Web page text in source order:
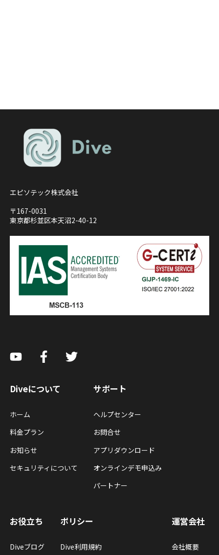
エピソテック株式会社
〒167-0031
東京都杉並区本天沼2-40-12
Diveについて
ホーム
料金プラン
お知らせ
セキュリティについて
サポート
ヘルプセンター
お問合せ
アプリダウンロード
オンラインデモ申込み
パートナー
お役立ち
Diveブログ
ポリシー
Dive利用規約
運営会社
会社概要